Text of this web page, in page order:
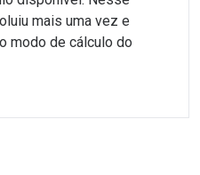
mais uma vez e
modo de cálculo do